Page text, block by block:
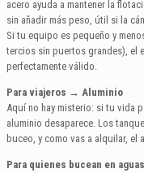
acero ayuda a mantener la
sin añadir más peso, útil si la
Si tu equipo es pequeño y
tercios sin puertos grandes), el
perfectamente válido.
Para viajeros → Aluminio
Aquí no hay misterio: si tu vida
aluminio desaparece. Los
buceo, y como vas a alquilar, el
Para quienes bucean en